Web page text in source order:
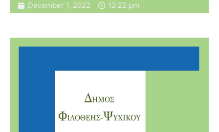
December 1, 2022 12:22 pm